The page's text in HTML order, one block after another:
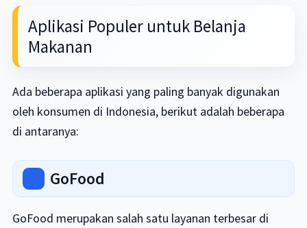
Aplikasi Populer untuk Belanja
Makanan
Ada beberapa aplikasi yang paling banyak digunakan
oleh konsumen di Indonesia, berikut adalah beberapa
di antaranya:
GoFood
GoFood merupakan salah satu layanan terbesar di